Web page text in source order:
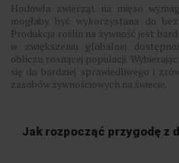
Hodowla zwierząt na mięso
mogłaby być wykorzystana do
Produkcja roślin na żywność jest
w zwiększeniu globalnej
obliczu rosnącej populacji.
się do bardziej sprawiedliwego i
zasobów żywnościowych na świecie.
Jak rozpocząć przygodę z